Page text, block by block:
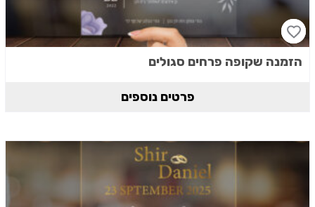
הזמנה שקופה פרחים סגולים
פרטים נוספים